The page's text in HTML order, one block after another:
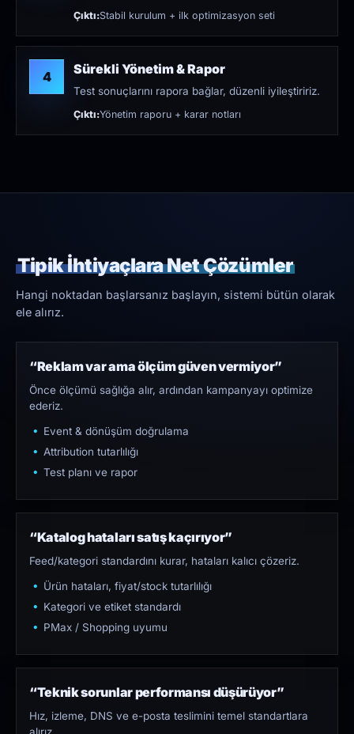
Çıktı:Stabil kurulum + ilk optimizasyon seti
4 Sürekli Yönetim & Rapor
Test sonuçlarını rapora bağlar, düzenli iyileştiririz.
Çıktı:Yönetim raporu + karar notları
Tipik İhtiyaçlara Net Çözümler
Hangi noktadan başlarsanız başlayın, sistemi bütün olarak
ele alırız.
“Reklam var ama ölçüm güven vermiyor”
Önce ölçümü sağlığa alır, ardından kampanyayı optimize
ederiz.
Event & dönüşüm doğrulama
Attribution tutarlılığı
Test planı ve rapor
“Katalog hataları satış kaçırıyor”
Feed/kategori standardını kurar, hataları kalıcı çözeriz.
Ürün hataları, fiyat/stock tutarlılığı
Kategori ve etiket standardı
PMax / Shopping uyumu
“Teknik sorunlar performansı düşürüyor”
Hız, izleme, DNS ve e-posta teslimini temel standartlara